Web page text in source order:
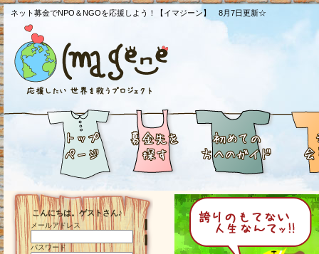
ネット募金でNPO＆NGOを応援しよう！【イマジーン】 8月7日更新☆
こんにちは。ゲストさん♪
メールアドレス
パスワード